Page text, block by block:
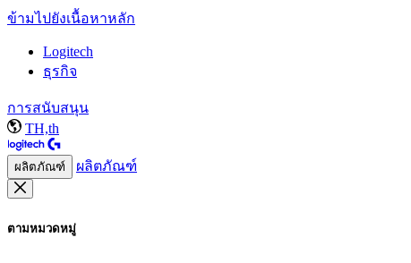
ข้ามไปยังเนื้อหาหลัก
Logitech
ธุรกิจ
การสนับสนุน
TH,th
ผลิตภัณฑ์ ผลิตภัณฑ์
ตามหมวดหมู่